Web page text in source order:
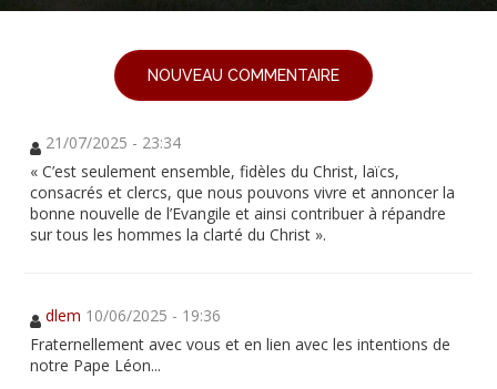
NOUVEAU COMMENTAIRE
21/07/2025 - 23:34
« C’est seulement ensemble, fidèles du Christ, laïcs,
consacrés et clercs, que nous pouvons vivre et annoncer la
bonne nouvelle de l’Evangile et ainsi contribuer à répandre
sur tous les hommes la clarté du Christ ».
dlem 10/06/2025 - 19:36
Fraternellement avec vous et en lien avec les intentions de
notre Pape Léon...